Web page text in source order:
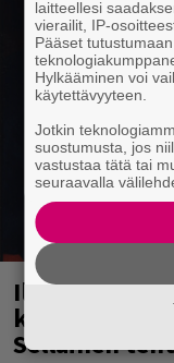
Illalla tv:ssä:
käytettiin
Sellainen
laitteellesi
vierailit, IP-
Pääset
Hylkääminen voi
käytettävyyteen.
Jotkin
suostumusta, jos
vastustaa tätä tai
seuraavalla